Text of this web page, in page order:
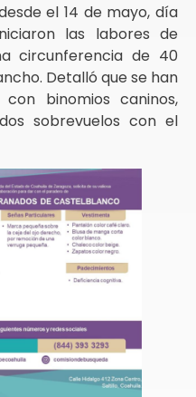
el 14 de mayo, día
las labores de
circunferencia de 40
Detalló que se han
binomios caninos,
sobrevuelos con el